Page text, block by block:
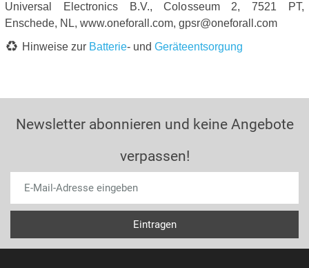
Universal Electronics B.V., Colosseum 2, 7521 PT,
Enschede, NL, www.oneforall.com, gpsr@oneforall.com
Hinweise zur Batterie- und Geräteentsorgung
Newsletter abonnieren und keine Angebote
verpassen!